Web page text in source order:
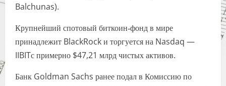
Balchunas).
Крупнейший спотовый биткоин‑фонд в мире
принадлежит BlackRock и торгуется на Nasdaq —
IIBITс примерно $47,21 млрд чистых активов.
Банк Goldman Sachs ранее подал в Комиссию по